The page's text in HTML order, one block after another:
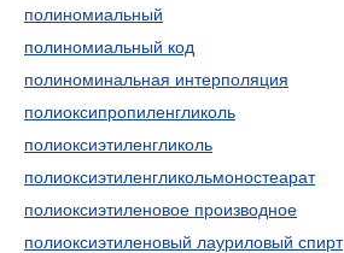
полиномиальный
полиномиальный код
полиноминальная интерполяция
полиоксипропиленгликоль
полиоксиэтиленгликоль
полиоксиэтиленгликольмоностеарат
полиоксиэтиленовое производное
полиоксиэтиленовый лауриловый спирт